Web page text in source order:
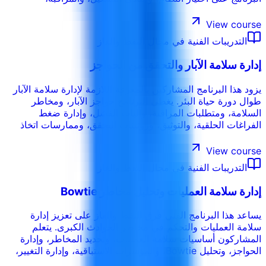
الميداني لضمان موثوقية الإنتاج.
View course
التدريبات الفنية في مجال النفط والغاز
إدارة سلامة الآبار والتحقق من الحواجز
يزود هذا البرنامج المشاركين بالمعرفة اللازمة لإدارة سلامة الآبار
طوال دورة حياة البئر. يغطي البرنامج حواجز الآبار، ومخاطر
السلامة، ومتطلبات المراقبة، وآليات الفشل، وإدارة ضغط
الفراغات الحلقية، والتوثيق، وروتينات التحقق، وممارسات اتخاذ
View course
التدريبات الفنية في مجال النفط والغاز
إدارة سلامة العمليات وتحليل مخاطر Bowtie
يساعد هذا البرنامج الفني فرق النفط والغاز على تعزيز إدارة
سلامة العمليات والتحكم في مخاطر الحوادث الكبرى. يتعلم
المشاركون أساسيات سلامة العمليات، وتحديد المخاطر، وإدارة
الحواجز، وتحليل Bowtie، والمؤشرات الاستباقية، وإدارة التغيير،